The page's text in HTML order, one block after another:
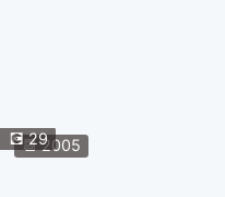
📆2005
💽29